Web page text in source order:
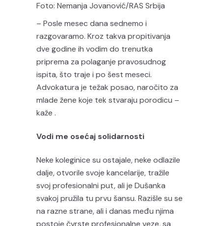
Foto: Nemanja Jovanović/RAS Srbija
– Posle mesec dana sednemo i
razgovaramo. Kroz takva propitivanja
dve godine ih vodim do trenutka
priprema za polaganje pravosudnog
ispita, što traje i po šest meseci.
Advokatura je težak posao, naročito za
mlade žene koje tek stvaraju porodicu –
kaže .
Vodi me osećaj solidarnosti
Neke koleginice su ostajale, neke odlazile
dalje, otvorile svoje kancelarije, tražile
svoj profesionalni put, ali je Dušanka
svakoj pružila tu prvu šansu. Razišle su se
na razne strane, ali i danas među njima
postoje čvrste profesionalne veze, sa